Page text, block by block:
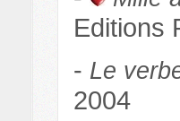
Editions
- Le
2004